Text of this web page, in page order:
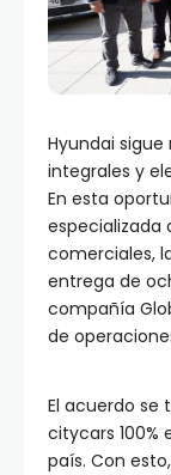
Hyundai
integrales y
En esta
especializada
comerciales,
entrega de
compañía
de
El acuerdo se
citycars 100%
país. Con